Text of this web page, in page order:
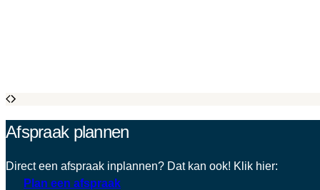
Afspraak plannen
Direct een afspraak inplannen? Dat kan ook! Klik hier:
Plan een afspraak